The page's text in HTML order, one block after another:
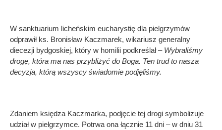
W sanktuarium licheńskim eucharystię dla pielgrzymów
odprawił ks. Bronisław Kaczmarek, wikariusz generalny
diecezji bydgoskiej, który w homilii podkreślał –Wybraliśmy
drogę, która ma nas przybliżyć do Boga. Ten trud to nasza
decyzja, którą wszyscy świadomie podjęliśmy.
Zdaniem księdza Kaczmarka, podjęcie tej drogi symbolizuje
udział w pielgrzymce. Potrwa ona łącznie 11 dni – w dniu 31